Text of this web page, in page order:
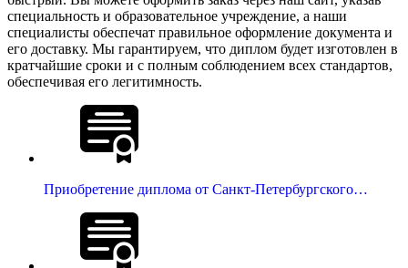
специальность и образовательное учреждение, а наши
специалисты обеспечат правильное оформление документа и
его доставку. Мы гарантируем, что диплом будет изготовлен в
кратчайшие сроки и с полным соблюдением всех стандартов,
обеспечивая его легитимность.
Приобретение диплома от Санкт-Петербургского…